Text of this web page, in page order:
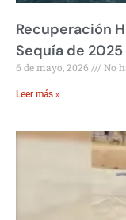
Recuperación
Sequía de 2025
6 de mayo, 2026 No
Leer más »